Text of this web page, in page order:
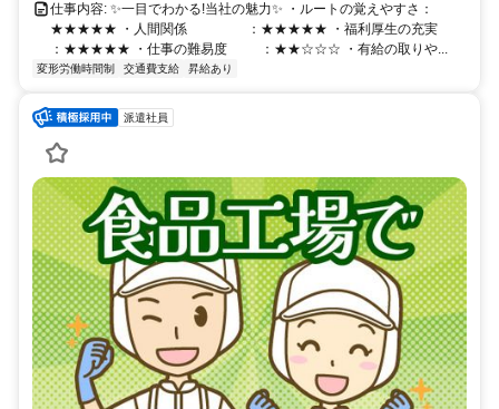
仕事内容: ✨一目でわかる!当社の魅力✨ ・ルートの覚えやすさ：
★★★★★ ・人間関係 ：★★★★★ ・福利厚生の充実
：★★★★★ ・仕事の難易度 ：★★☆☆☆ ・有給の取りや...
変形労働時間制 交通費支給 昇給あり
派遣社員